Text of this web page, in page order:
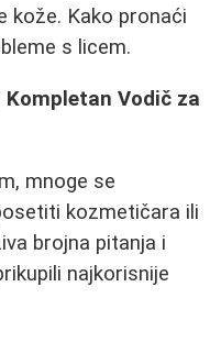
kože. Kako pronaći
s licem.
Vodič za
mnoge se
kozmetičara ili
brojna pitanja i
najkorisnije